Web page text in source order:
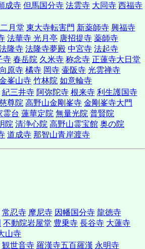
成寺 但馬国分寺 法雲寺 大同寺 西福寺
月堂 東大寺転害門 新薬師寺 興福寺
法華寺 光月亭 唐招提寺 薬師寺
隆寺 法隆寺夢殿 中宮寺 法起寺
寺 春岳院 久米寺 称念寺 正蓮寺大日堂
向原寺 橘寺 岡寺 壷阪寺 光雲禅寺
峯山寺 竹林院 如意輪寺
紀三井寺 阿弥陀寺 根来寺 利生護国寺
尊院 高野山金剛峯寺 金剛峯寺大門
霊台 蓮華定院 無量光院 普賢院
院 清浄心院 高野山霊宝館 奥の院
道成寺 那智山青岸渡寺
常忍寺 摩尼寺 因幡国分寺 龍徳寺
不動院岩屋堂 豊乗寺 長谷寺 大蓮寺
山寺
観世音寺 羅漢寺五百羅漢 永明寺